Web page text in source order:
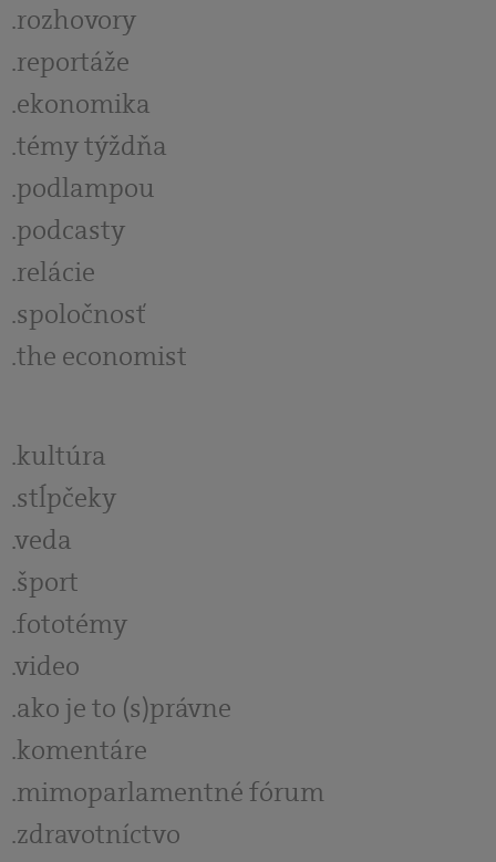
rozhovory
reportáže
ekonomika
témy týždňa
podlampou
podcasty
relácie
spoločnosť
the economist
kultúra
stĺpčeky
veda
šport
fototémy
video
ako je to (s)právne
komentáre
mimoparlamentné fórum
zdravotníctvo